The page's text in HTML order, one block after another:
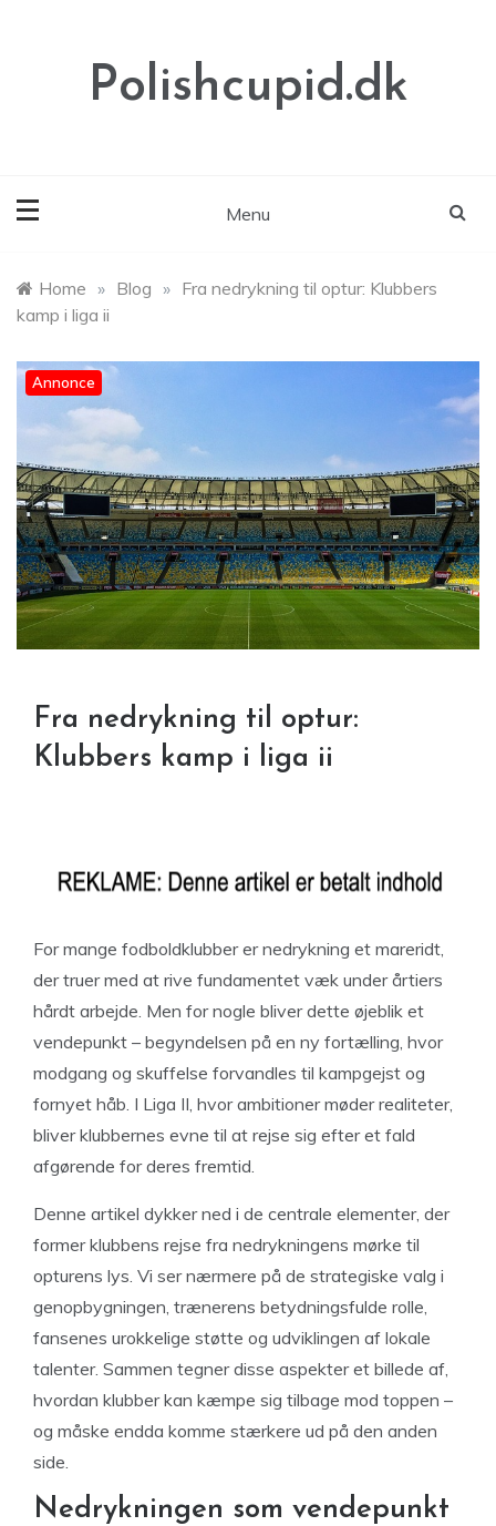
Polishcupid.dk
Menu
Home » Blog » Fra nedrykning til optur: Klubbers
kamp i liga ii
Annonce
Fra nedrykning til optur:
Klubbers kamp i liga ii
For mange fodboldklubber er nedrykning et mareridt,
der truer med at rive fundamentet væk under årtiers
hårdt arbejde. Men for nogle bliver dette øjeblik et
vendepunkt – begyndelsen på en ny fortælling, hvor
modgang og skuffelse forvandles til kampgejst og
fornyet håb. I Liga II, hvor ambitioner møder realiteter,
bliver klubbernes evne til at rejse sig efter et fald
afgørende for deres fremtid.
Denne artikel dykker ned i de centrale elementer, der
former klubbens rejse fra nedrykningens mørke til
opturens lys. Vi ser nærmere på de strategiske valg i
genopbygningen, trænerens betydningsfulde rolle,
fansenes urokkelige støtte og udviklingen af lokale
talenter. Sammen tegner disse aspekter et billede af,
hvordan klubber kan kæmpe sig tilbage mod toppen –
og måske endda komme stærkere ud på den anden
side.
Nedrykningen som vendepunkt